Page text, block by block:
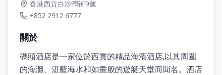
香港西貢白沙灣街9號
+852 2912 6777
關於
碼頭酒店是一家位於西貢的精品海濱酒店,以其周圍
的海灘、湛藍海水和如畫般的遊艇天堂而聞名。酒店